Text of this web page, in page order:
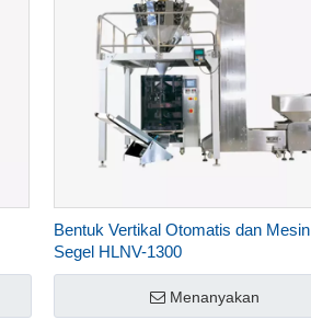
Bentuk Vertikal Otomatis dan Mesin
Segel HLNV-1300
Menanyakan